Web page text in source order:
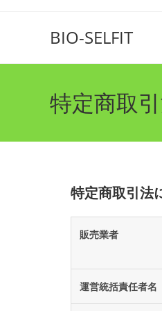
BIO-SELFIT
特定商取
特定商取引法
販売業者
運営統括責任者名